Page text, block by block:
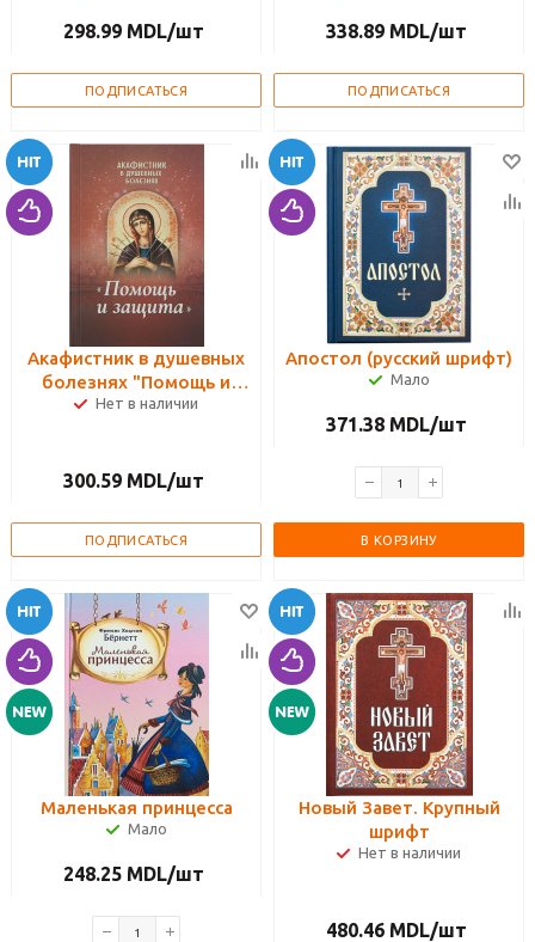
298.99 MDL/шт
ПОДПИСАТЬСЯ
338.89 MDL/шт
ПОДПИСАТЬСЯ
Акафистник в душевных
болезнях "Помощь и
защита"
Нет в наличии
300.59 MDL/шт
ПОДПИСАТЬСЯ
Апостол (русский шрифт)
Мало
371.38 MDL/шт
В КОРЗИНУ
Маленькая принцесса
Мало
248.25 MDL/шт
Новый Завет. Крупный
шрифт
Нет в наличии
480.46 MDL/шт